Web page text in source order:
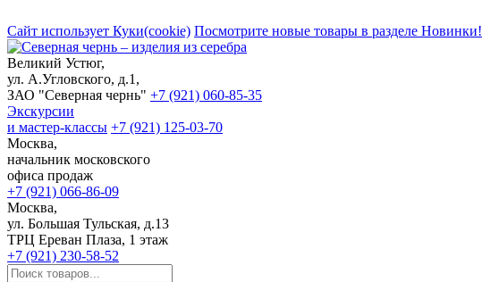
Сайт использует Куки(cookie) Посмотрите новые товары в разделе Новинки!
Великий Устюг,
ул. А.Угловского, д.1,
ЗАО "Северная чернь" +7 (921) 060-85-35
Экскурсии
и мастер-классы +7 (921) 125-03-70
Москва,
начальник московского
офиса продаж
+7 (921) 066-86-09
Москва,
ул. Большая Тульская, д.13
ТРЦ Ереван Плаза, 1 этаж
+7 (921) 230-58-52